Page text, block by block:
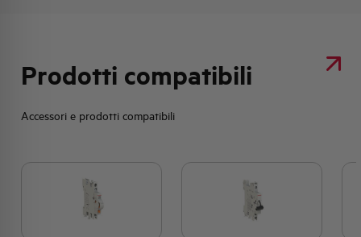
Prodotti compatibili
Accessori e prodotti compatibili